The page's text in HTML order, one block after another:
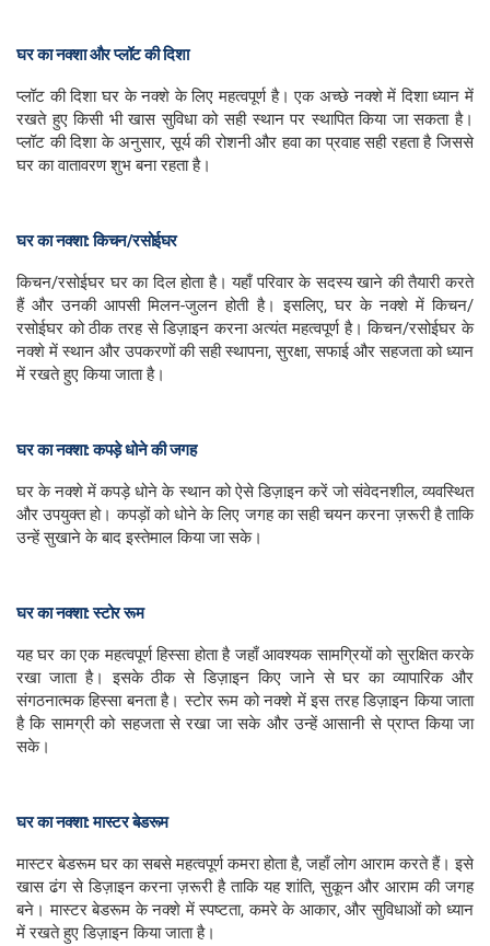
घर का नक्शा और प्लॉट की दिशा
प्लॉट की दिशा घर के नक्शे के लिए महत्वपूर्ण है। एक अच्छे नक्शे में दिशा ध्यान में
रखते हुए किसी भी खास सुविधा को सही स्थान पर स्थापित किया जा सकता है।
प्लॉट की दिशा के अनुसार, सूर्य की रोशनी और हवा का प्रवाह सही रहता है जिससे
घर का वातावरण शुभ बना रहता है।
घर का नक्शा: किचन/रसोईघर
किचन/रसोईघर घर का दिल होता है। यहाँ परिवार के सदस्य खाने की तैयारी करते
हैं और उनकी आपसी मिलन-जुलन होती है। इसलिए, घर के नक्शे में किचन/
रसोईघर को ठीक तरह से डिज़ाइन करना अत्यंत महत्वपूर्ण है। किचन/रसोईघर के
नक्शे में स्थान और उपकरणों की सही स्थापना, सुरक्षा, सफाई और सहजता को ध्यान
में रखते हुए किया जाता है।
घर का नक्शा: कपड़े धोने की जगह
घर के नक्शे में कपड़े धोने के स्थान को ऐसे डिज़ाइन करें जो संवेदनशील, व्यवस्थित
और उपयुक्त हो। कपड़ों को धोने के लिए जगह का सही चयन करना ज़रूरी है ताकि
उन्हें सुखाने के बाद इस्तेमाल किया जा सके।
घर का नक्शा: स्टोर रूम
यह घर का एक महत्वपूर्ण हिस्सा होता है जहाँ आवश्यक सामग्रियों को सुरक्षित करके
रखा जाता है। इसके ठीक से डिज़ाइन किए जाने से घर का व्यापारिक और
संगठनात्मक हिस्सा बनता है। स्टोर रूम को नक्शे में इस तरह डिज़ाइन किया जाता
है कि सामग्री को सहजता से रखा जा सके और उन्हें आसानी से प्राप्त किया जा
सके।
घर का नक्शा: मास्टर बेडरूम
मास्टर बेडरूम घर का सबसे महत्वपूर्ण कमरा होता है, जहाँ लोग आराम करते हैं। इसे
खास ढंग से डिज़ाइन करना ज़रूरी है ताकि यह शांति, सुकून और आराम की जगह
बने। मास्टर बेडरूम के नक्शे में स्पष्टता, कमरे के आकार, और सुविधाओं को ध्यान
में रखते हुए डिज़ाइन किया जाता है।